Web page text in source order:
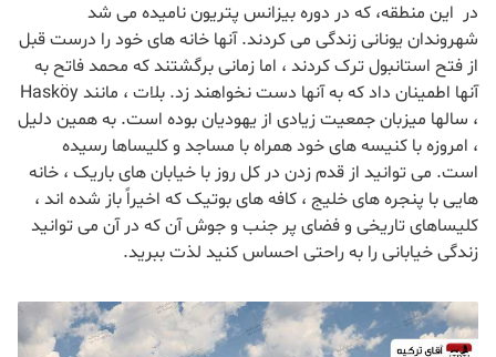
در این منطقه، که در دوره بیزانس پتریون نامیده می شد
شهروندان یونانی زندگی می کردند. آنها خانه های خود را درست قبل
از فتح استانبول ترک کردند ، اما زمانی برگشتند که محمد فاتح به
آنها اطمینان داد که به آنها دست نخواهند زد. بلات ، مانند Hasköy
، سالها میزبان جمعیت زیادی از یهودیان بوده است. به همین دلیل
، امروزه با کنیسه های خود همراه با مساجد و کلیساها رسیده
است. می توانید از قدم زدن در کل روز با خیابان های باریک ، خانه
هایی با پنجره های خلیج ، کافه های بوتیک که اخیراً باز شده اند ،
کلیساهای تاریخی و فضای پر جنب و جوش آن که در آن می توانید
زندگی خیابانی را به راحتی احساس کنید لذت ببرید.